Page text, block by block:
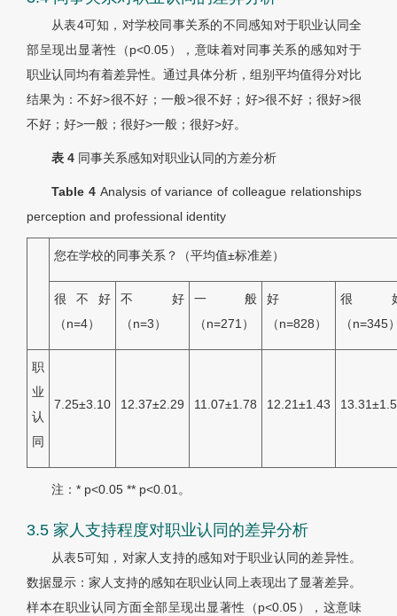
从表4可知，对学校同事关系的不同感知对于职业认同全
部呈现出显著性（p<0.05），意味着对同事关系的感知对于
职业认同均有着差异性。通过具体分析，组别平均值得分对比
结果为：不好>很不好；一般>很不好；好>很不好；很好>很
不好；好>一般；很好>一般；很好>好。
表 4 同事关系感知对职业认同的方差分析
Table 4 Analysis of variance of colleague relationships
perception and professional identity
您在学校的同事关系？（平均值±标准差）
很不好
（n=4）
不好
（n=3）
一般
（n=271）
好
（n=828）
很
（n=345
职
业
认
同
7.25±3.10 12.37±2.29 11.07±1.78 12.21±1.43
注：* p<0.05 ** p<0.01。
3.5 家人支持程度对职业认同的差异分析
从表5可知，对家人支持的感知对于职业认同的差异性。
数据显示：家人支持的感知在职业认同上表现出了显著差异。
样本在职业认同方面全部呈现出显著性（p<0.05），这意味